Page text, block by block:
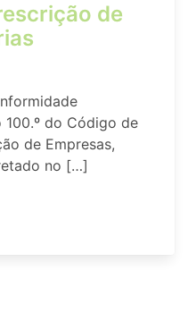
de
do Código de
de Empresas,
no […]